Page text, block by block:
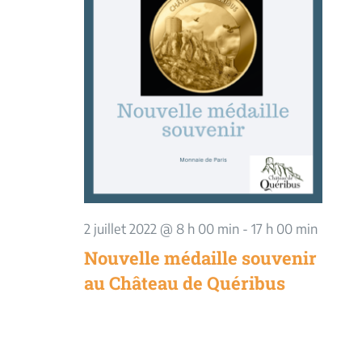
2 juillet 2022 @ 8 h 00 min- 17 h 00 min
Nouvelle médaille souvenir
au Château de Quéribus